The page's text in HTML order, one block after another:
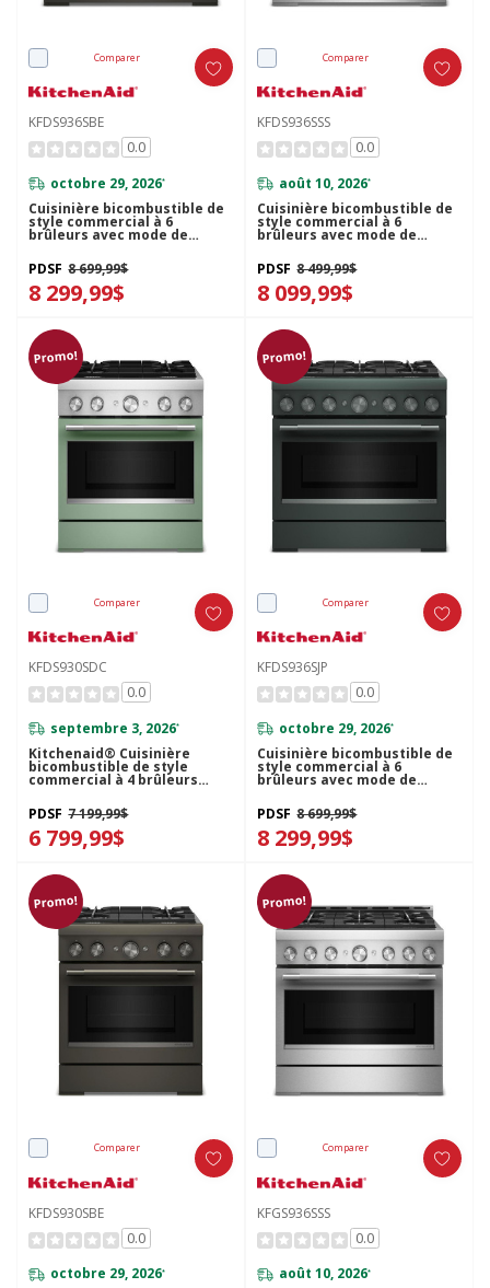
Comparer
KFDS936SBE
0.0
octobre 29, 2026*
Cuisinière bicombustible de
style commercial à 6
brûleurs avec mode de
préchauffage KitchenAid®
de 36 po KFDS936SBE
PDSF 8 699,99$
8 299,99$
Comparer
KFDS936SSS
0.0
août 10, 2026*
Cuisinière bicombustible de
style commercial à 6
brûleurs avec mode de
préchauffage KitchenAid®
de 36 po KFDS936SSS
PDSF 8 499,99$
8 099,99$
Promo!
Comparer
KFDS930SDC
0.0
septembre 3, 2026*
Kitchenaid® Cuisinière
bicombustible de style
commercial à 4 brûleurs
sans préchauffage de 30 po
KFDS930SDC
PDSF 7 199,99$
6 799,99$
Promo!
Comparer
KFDS936SJP
0.0
octobre 29, 2026*
Cuisinière bicombustible de
style commercial à 6
brûleurs avec mode de
préchauffage KitchenAid®
de 36 po KFDS936SJP
PDSF 8 699,99$
8 299,99$
Promo!
Comparer
KFDS930SBE
0.0
octobre 29, 2026*
Promo!
Comparer
KFGS936SSS
0.0
août 10, 2026*